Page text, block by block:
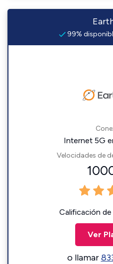
99%
Internet 5G
Velocidades de
Calificación de
Ver
o llamar